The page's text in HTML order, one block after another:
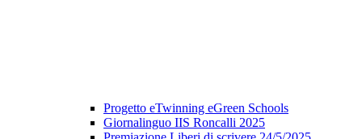
Progetto eTwinning eGreen Schools
Giornalinguo IIS Roncalli 2025